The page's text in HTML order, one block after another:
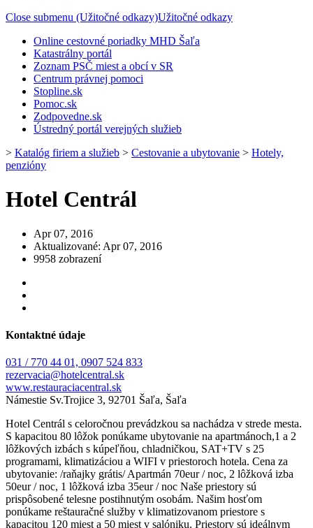
Close submenu (Užitočné odkazy)Užitočné odkazy
Online cestovné poriadky MHD Šaľa
Katastrálny portál
Zoznam PSČ miest a obcí v SR
Centrum právnej pomoci
Stopline.sk
Pomoc.sk
Zodpovedne.sk
Ústredný portál verejných služieb
> Katalóg firiem a služieb > Cestovanie a ubytovanie > Hotely,
penzióny
Hotel Centrál
Apr 07, 2016
Aktualizované: Apr 07, 2016
9958 zobrazení
Kontaktné údaje
031 / 770 44 01, 0907 524 833
rezervacia@hotelcentral.sk
www.restauraciacentral.sk
Námestie Sv.Trojice 3, 92701 Šaľa, Šaľa
Hotel Centrál s celoročnou prevádzkou sa nachádza v strede mesta.
S kapacitou 80 lôžok ponúkame ubytovanie na apartmánoch,1 a 2
lôžkových izbách s kúpeľňou, chladničkou, SAT+TV s 25
programami, klimatizáciou a WIFI v priestoroch hotela. Cena za
ubytovanie: /raňajky grátis/ Apartmán 70eur / noc, 2 lôžková izba
50eur / noc, 1 lôžková izba 35eur / noc Naše priestory sú
prispôsobené telesne postihnutým osobám. Našim hosťom
ponúkame reštauračné služby v klimatizovanom priestore s
kapacitou 120 miest a 50 miest v salóniku. Priestory sú ideálnym